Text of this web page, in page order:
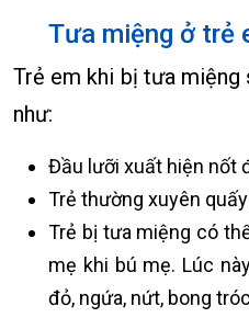
Tưa miệng ở trẻ
Trẻ em khi bị tưa
như:
Đầu lưỡi xuất hiện nốt
Trẻ thường xuyên
Trẻ bị tưa miệng có
mẹ khi bú mẹ. Lúc
đỏ, ngứa, nứt, bong